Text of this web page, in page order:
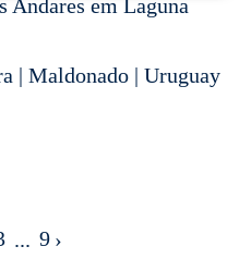
Andares em Laguna
| Maldonado | Uruguay
... 9 ›